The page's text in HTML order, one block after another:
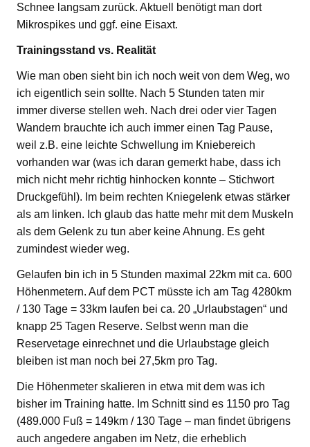
Schnee langsam zurück. Aktuell benötigt man dort
Mikrospikes und ggf. eine Eisaxt.
Trainingsstand vs. Realität
Wie man oben sieht bin ich noch weit von dem Weg, wo
ich eigentlich sein sollte. Nach 5 Stunden taten mir
immer diverse stellen weh. Nach drei oder vier Tagen
Wandern brauchte ich auch immer einen Tag Pause,
weil z.B. eine leichte Schwellung im Kniebereich
vorhanden war (was ich daran gemerkt habe, dass ich
mich nicht mehr richtig hinhocken konnte – Stichwort
Druckgefühl). Im beim rechten Kniegelenk etwas stärker
als am linken. Ich glaub das hatte mehr mit dem Muskeln
als dem Gelenk zu tun aber keine Ahnung. Es geht
zumindest wieder weg.
Gelaufen bin ich in 5 Stunden maximal 22km mit ca. 600
Höhenmetern. Auf dem PCT müsste ich am Tag 4280km
/ 130 Tage = 33km laufen bei ca. 20 „Urlaubstagen“ und
knapp 25 Tagen Reserve. Selbst wenn man die
Reservetage einrechnet und die Urlaubstage gleich
bleiben ist man noch bei 27,5km pro Tag.
Die Höhenmeter skalieren in etwa mit dem was ich
bisher im Training hatte. Im Schnitt sind es 1150 pro Tag
(489.000 Fuß = 149km / 130 Tage – man findet übrigens
auch angedere angaben im Netz, die erheblich